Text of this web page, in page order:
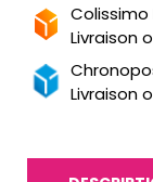
Colissimo
Livraison
Livraison